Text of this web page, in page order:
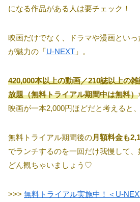
になる作品がある人は要チェック！
映画だけでなく、ドラマや漫画とい
が魅力の「U-NEXT 」。
420,000本以上の動画／210誌以上の
放題（無料トライアル期間中は無料）
映画が一本2,000円ほどだと考えると
無料トライアル期間後の月額料金も
でランチするのを一回だけ我慢して
どん観ちゃいましょう♡
>>> 無料トライアル実施中！＜U-